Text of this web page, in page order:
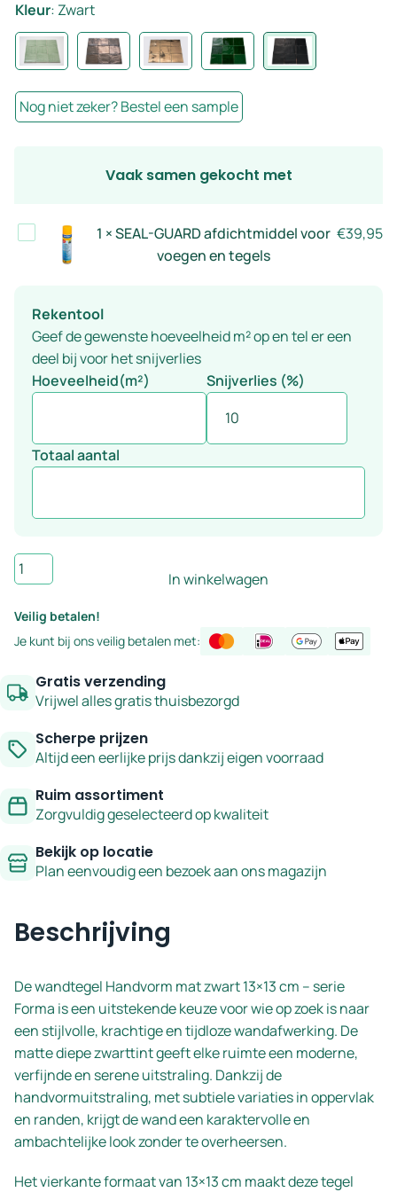
Kleur: Zwart
Nog niet zeker? Bestel een sample
Vaak samen gekocht met
SEAL-
GUARD
voegen
en
tegels
1 ×SEAL-GUARD afdichtmiddel voor
voegen en tegels
€39,95
Rekentool
Geef de gewenste hoeveelheid m² op en tel er een
deel bij voor het snijverlies
Hoeveelheid(m²)
Snijverlies (%)
Totaal aantal
Wandtegel
Handvorm
mat
zwart
13x13
-
Forma
aantal
In winkelwagen
Veilig betalen!
Je kunt bij ons veilig betalen met:
Gratis verzending
Vrijwel alles gratis thuisbezorgd
Scherpe prijzen
Altijd een eerlijke prijs dankzij eigen voorraad
Ruim assortiment
Zorgvuldig geselecteerd op kwaliteit
Bekijk op locatie
Plan eenvoudig een bezoek aan ons magazijn
Beschrijving
De wandtegel Handvorm mat zwart 13×13 cm – serie
Forma is een uitstekende keuze voor wie op zoek is naar
een stijlvolle, krachtige en tijdloze wandafwerking. De
matte diepe zwarttint geeft elke ruimte een moderne,
verfijnde en serene uitstraling. Dankzij de
handvormuitstraling, met subtiele variaties in oppervlak
en randen, krijgt de wand een karaktervolle en
ambachtelijke look zonder te overheersen.
Het vierkante formaat van 13×13 cm maakt deze tegel